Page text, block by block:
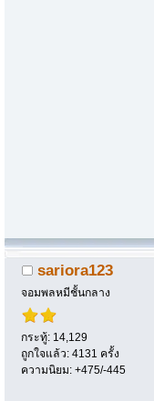
sariora123
จอมพลหมีชั้นกลาง
กระทู้: 14,129
ถูกใจแล้ว: 4131 ครั้ง
ความนิยม: +475/-445